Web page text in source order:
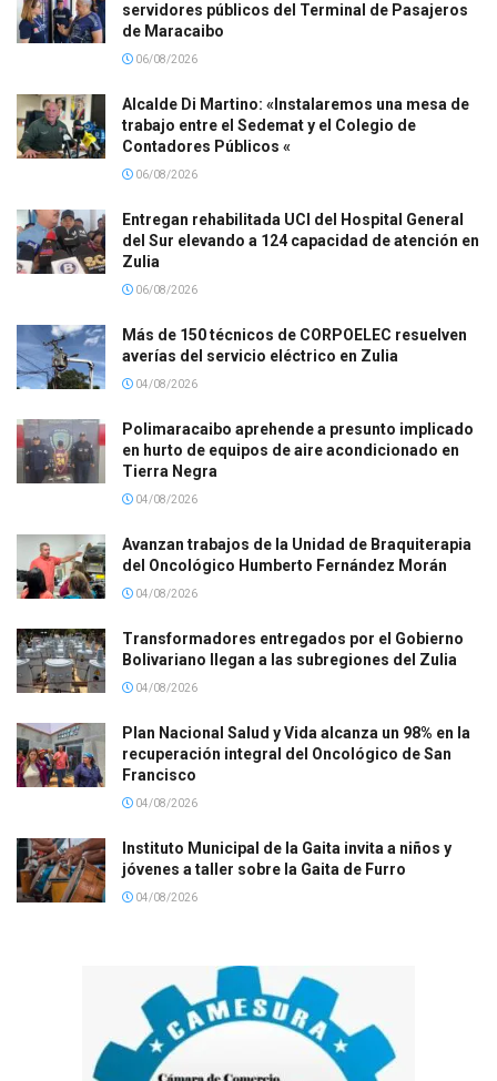
servidores públicos del Terminal de Pasajeros
de Maracaibo
06/08/2026
Alcalde Di Martino: «Instalaremos una mesa de
trabajo entre el Sedemat y el Colegio de
Contadores Públicos «
06/08/2026
Entregan rehabilitada UCI del Hospital General
del Sur elevando a 124 capacidad de atención en
Zulia
06/08/2026
Más de 150 técnicos de CORPOELEC resuelven
averías del servicio eléctrico en Zulia
04/08/2026
Polimaracaibo aprehende a presunto implicado
en hurto de equipos de aire acondicionado en
Tierra Negra
04/08/2026
Avanzan trabajos de la Unidad de Braquiterapia
del Oncológico Humberto Fernández Morán
04/08/2026
Transformadores entregados por el Gobierno
Bolivariano llegan a las subregiones del Zulia
04/08/2026
Plan Nacional Salud y Vida alcanza un 98% en la
recuperación integral del Oncológico de San
Francisco
04/08/2026
Instituto Municipal de la Gaita invita a niños y
jóvenes a taller sobre la Gaita de Furro
04/08/2026